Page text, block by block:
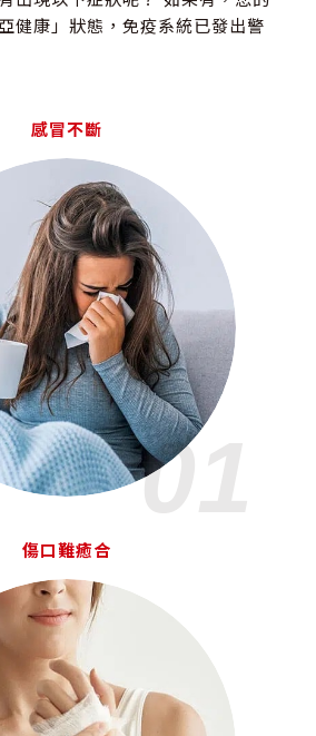
健康」狀態，免疫系統已發出警
感冒不斷
01
傷口難癒合